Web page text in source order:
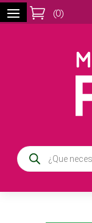
 (0)
Búsqueda
de
productos